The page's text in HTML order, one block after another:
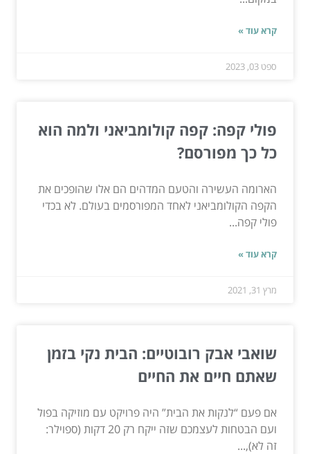
קרא עוד »
ספט 03, 2023
פולי קפה: קפה קולומביאני ולמה הוא
כל כך מפורסם?
הארומה העשירה והטעם המדהים הם אלו שהופכים את
הקפה הקולומביאני לאחד המפורסמים בעולם. לא בכדי
פולי קפה...
קרא עוד »
מרץ 31, 2021
שואבי אבק רובוטיים: הבית נקי בזמן
שאתם חיים את החיים
אם פעם “לנקות את הבית” היה פרויקט עם מוזיקה בפול
ועם הבטחות לעצמכם שזה ייקח רק 20 דקות (ספוילר:
זה לא),...